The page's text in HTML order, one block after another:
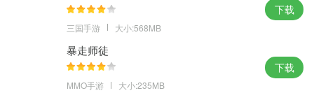
三国手游 大小:568MB
下载
暴走师徒
MMO手游 大小:235MB
下载